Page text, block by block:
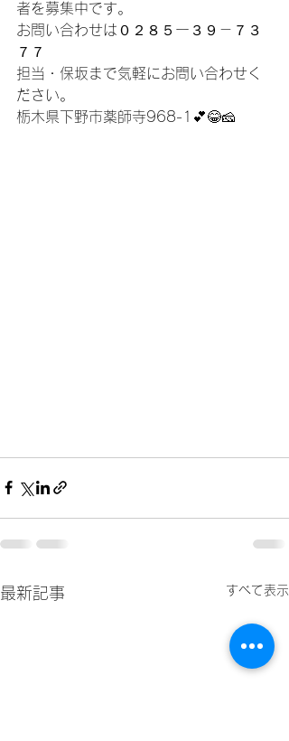
者を募集中です。
お問い合わせは０２８５ー３９－７３
７７
担当・保坂まで気軽にお問い合わせく
ださい。
栃木県下野市薬師寺968-1💕😂🧀
最新記事 すべて表示